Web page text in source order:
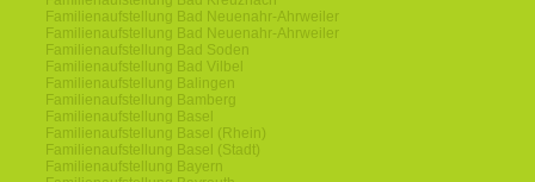
Familienaufstellung Bad Neuenahr-Ahrweiler
Familienaufstellung Bad Neuenahr-Ahrweiler
Familienaufstellung Bad Soden
Familienaufstellung Bad Vilbel
Familienaufstellung Balingen
Familienaufstellung Bamberg
Familienaufstellung Basel
Familienaufstellung Basel (Rhein)
Familienaufstellung Basel (Stadt)
Familienaufstellung Bayern